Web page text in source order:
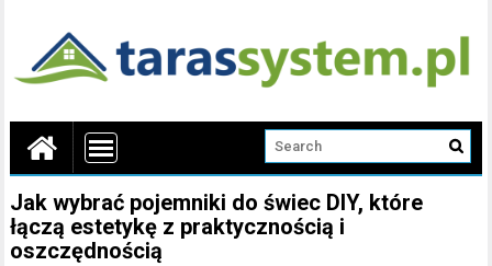
Jak wybrać pojemniki do świec DIY, które
łączą estetykę z praktycznością i
oszczędnością